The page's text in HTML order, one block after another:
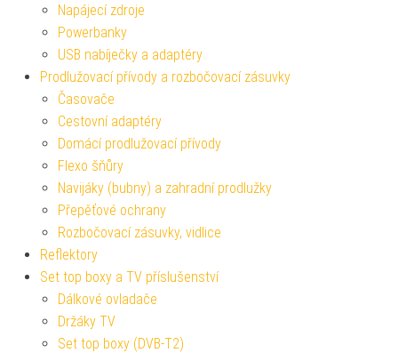
Napájecí zdroje
Powerbanky
USB nabíječky a adaptéry
Prodlužovací přívody a rozbočovací zásuvky
Časovače
Cestovní adaptéry
Domácí prodlužovací přívody
Flexo šňůry
Navijáky (bubny) a zahradní prodlužky
Přepěťové ochrany
Rozbočovací zásuvky, vidlice
Reflektory
Set top boxy a TV příslušenství
Dálkové ovladače
Držáky TV
Set top boxy (DVB-T2)